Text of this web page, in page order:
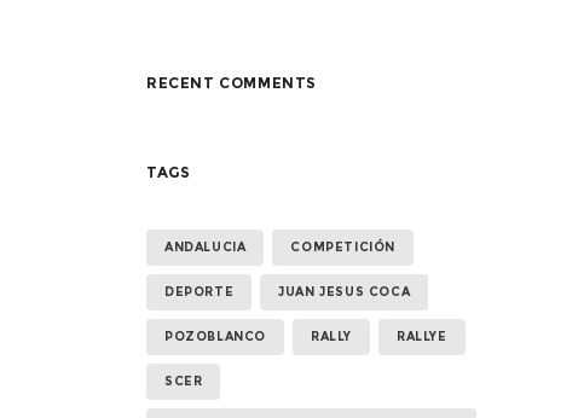
RECENT COMMENTS
TAGS
ANDALUCIA COMPETICIÓN
DEPORTE JUAN JESUS COCA
POZOBLANCO RALLY RALLYE
SCER